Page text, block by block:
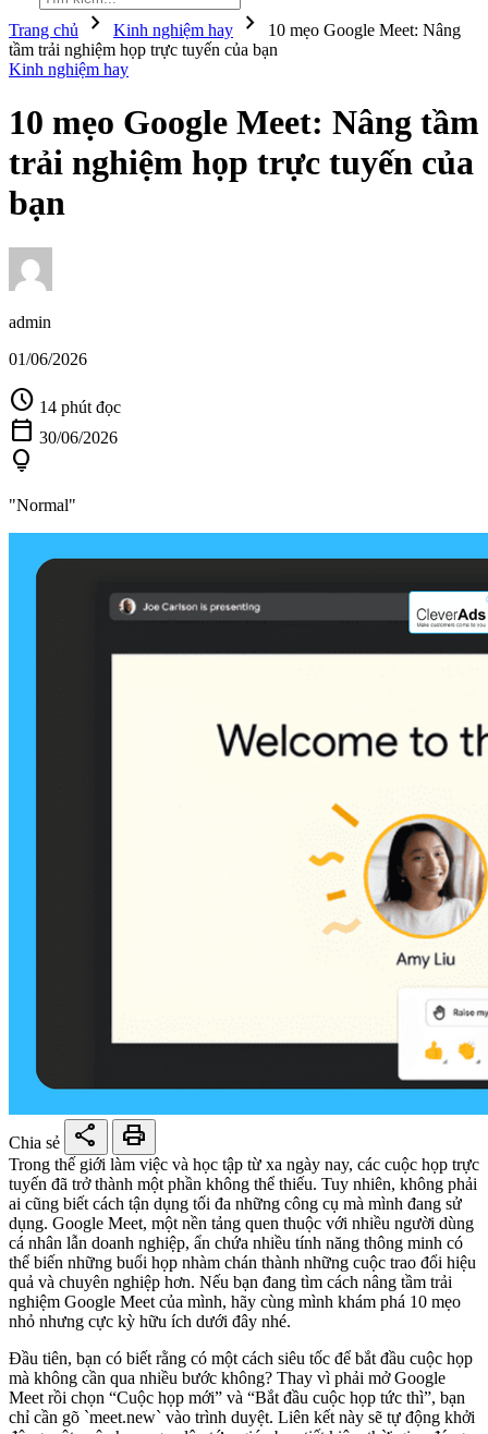
Trang chủ chevron_right Kinh nghiệm hay chevron_right
10 mẹo Google Meet: Nâng
tầm trải nghiệm họp trực tuyến của bạn
Kinh nghiệm hay
10 mẹo Google Meet: Nâng tầm
trải nghiệm họp trực tuyến của
bạn
admin
01/06/2026
schedule 14 phút đọc
calendar_today 30/06/2026
lightbulb
"Normal"
Chia sẻ share print
Trong thế giới làm việc và học tập từ xa ngày nay, các cuộc họp trực
tuyến đã trở thành một phần không thể thiếu. Tuy nhiên, không phải
ai cũng biết cách tận dụng tối đa những công cụ mà mình đang sử
dụng. Google Meet, một nền tảng quen thuộc với nhiều người dùng
cá nhân lẫn doanh nghiệp, ẩn chứa nhiều tính năng thông minh có
thể biến những buổi họp nhàm chán thành những cuộc trao đổi hiệu
quả và chuyên nghiệp hơn. Nếu bạn đang tìm cách nâng tầm trải
nghiệm Google Meet của mình, hãy cùng mình khám phá 10 mẹo
nhỏ nhưng cực kỳ hữu ích dưới đây nhé.
Đầu tiên, bạn có biết rằng có một cách siêu tốc để bắt đầu cuộc họp
mà không cần qua nhiều bước không? Thay vì phải mở Google
Meet rồi chọn “Cuộc họp mới” và “Bắt đầu cuộc họp tức thì”, bạn
chỉ cần gõ `meet.new` vào trình duyệt. Liên kết này sẽ tự động khởi